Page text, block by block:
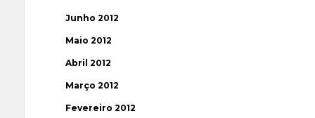
Junho 2012
Maio 2012
Abril 2012
Março 2012
Fevereiro 2012